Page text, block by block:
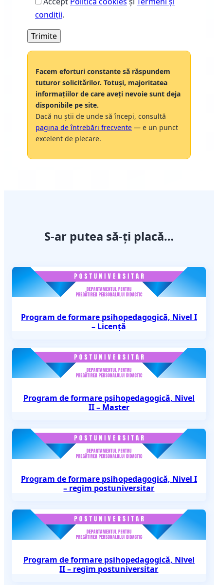
condiţii.
Facem eforturi constante să răspundem
tuturor solicitărilor. Totuși, majoritatea
informațiilor de care aveți nevoie sunt deja
disponibile pe site.
Dacă nu știi de unde să începi, consultă
pagina de întrebări frecvente — e un punct
excelent de plecare.
S-ar putea să-ți placă…
Program de formare psihopedagogică, Nivel I
– Licenţă
Program de formare psihopedagogică, Nivel
II – Master
Program de formare psihopedagogică, Nivel I
– regim postuniversitar
Program de formare psihopedagogică, Nivel
II – regim postuniversitar